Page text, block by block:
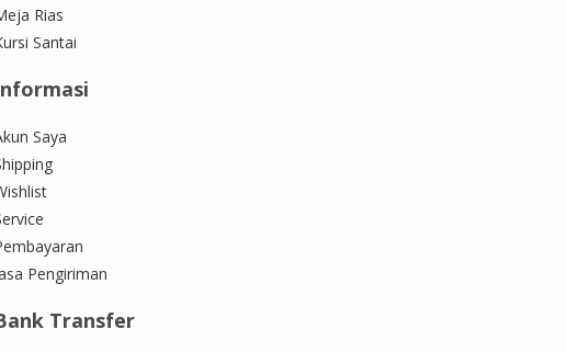
Rias
Santai
Saya
Pengiriman
Transfer